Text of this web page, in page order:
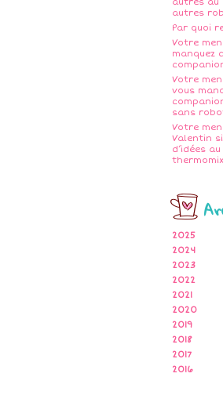
autres
Par quoi
Votre
manquez
Votre
vous
sans
Votre
Valentin
d’idées
2025
2024
2023
2022
2021
2020
2019
2018
2017
2016